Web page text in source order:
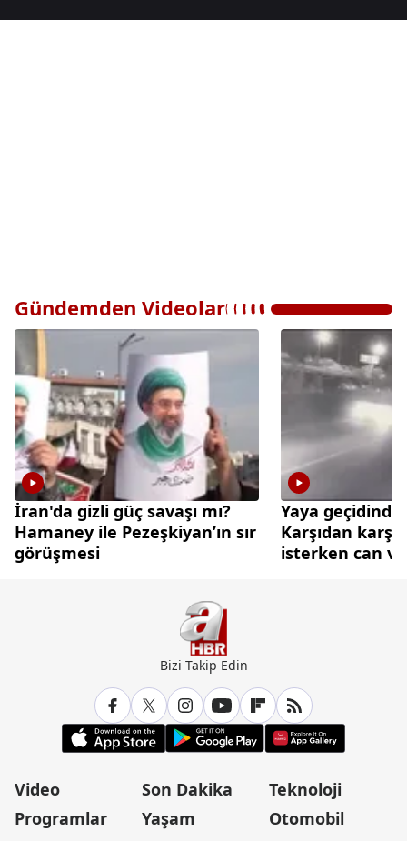
Gündemden Videolar
İran'da gizli güç savaşı mı?
Hamaney ile Pezeşkiyan’ın sır
görüşmesi
Yaya
Karşıdan
isterken can
Bizi Takip Edin
Video
Programlar
Son Dakika
Yaşam
Teknoloji
Otomobil